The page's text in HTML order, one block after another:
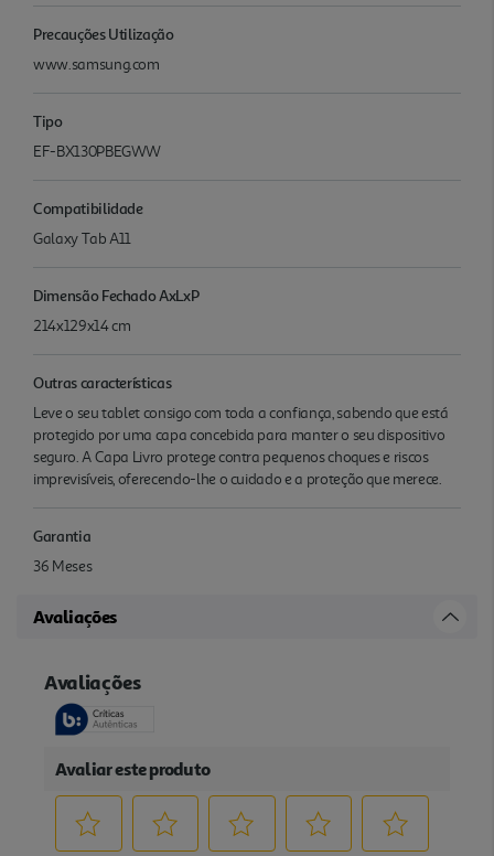
Precauções Utilização
www.samsung.com
Tipo
EF-BX130PBEGWW
Compatibilidade
Galaxy Tab A11
Dimensão Fechado AxLxP
214x129x14 cm
Outras características
Leve o seu tablet consigo com toda a confiança, sabendo que está
protegido por uma capa concebida para manter o seu dispositivo
seguro. A Capa Livro protege contra pequenos choques e riscos
imprevisíveis, oferecendo-lhe o cuidado e a proteção que merece.
Garantia
36 Meses
Avaliações